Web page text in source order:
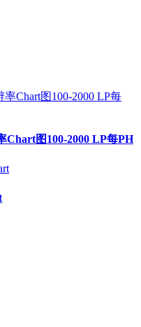
Chart图100-2000 LP每PH